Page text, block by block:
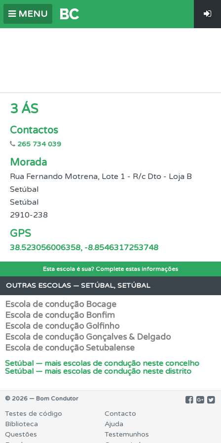
MENU
3 ÁS
Contactos
265 734 039
Morada
Rua Fernando Motrena, Lote 1 - R/c Dto - Loja B
Setúbal
Setúbal
2910-238
GPS
38.523056006358, -8.8546317253748
Esta escola é sua? Complete estas informações
OUTRAS ESCOLAS — SETÚBAL, SETÚBAL
Escola de condução Bocage
Escola de condução Bonfim
Escola de condução Golfinho
Escola de condução Gonçalves & Delgado
Escola de condução Setubalense
Setúbal — mais escolas de condução neste concelho
Setúbal — mais escolas de condução neste distrito
© 2026 — Bom Condutor
Testes de código
Biblioteca
Questões
Contacto
Ajuda
Testemunhos